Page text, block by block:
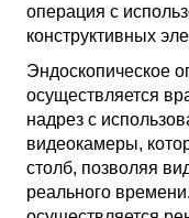
операция с
конструктивных
Эндоскопическое
осуществляется
надрез с
видеокамеры,
столб, позволяя
реального